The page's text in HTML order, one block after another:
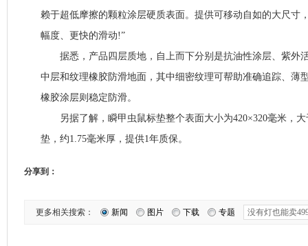
赖于超低摩擦的颗粒涂层硬质表面。提供可移动自如的大尺寸
幅度、更快的滑动!”
据悉，产品四层质地，自上而下分别是抗油性涂层、紫外
中层和纹理橡胶防滑地面，其中细密纹理可帮助准确追踪、薄
橡胶涂层则稳定防滑。
另据了解，瞬甲虫鼠标垫整个表面大小为420×320毫米，大
垫，约1.75毫米厚，提供1年质保。
分享到：
更多相关搜索： 新闻 图片 下载 专题